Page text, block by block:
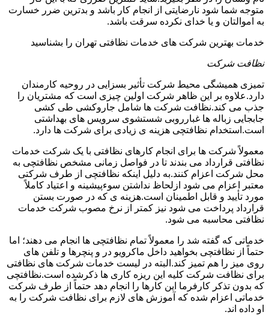
متوجه شما شود نارضایتی از انجام کار باشد و بدترین ضرر خسارت
به اموالتان و یا خدای نکرده سرقت باشد.
خدمات بهترین شرکت های خدمات نظافتی تهران را بشناسید
نظافت شرکت
تمیزی همیشگی محیط شرکت تأثیر بسزایی در روحیه کارمندان
دارد.علاوه بر این ظاهر شرکت اولین چیزی است که مشتریان را
جذب می کند.نظافت شرکت ها شامل جاروکشی طی کشی
جابجایی زباله ها غبارروبی شستشوی سرویس های بهداشتی
است.استخدام نظافتچی هزینه ی زیادی برای شرکت ها دارد.
معمولاً شرکت ها برای انجام کارهای نظافتی با یک شرکت خدمات
نظافتی قرارداد می بندند تا در فواصل زمانی مشخص نظافتچی به
محل شرکت اعزام کنند.به دلیل اینکه نظافتچی از طرف شرکتی
معتبر اعزام می شود ازلحاظ نداشتن سوءپیشینه و اعتیاد کاملاً
مورد تأیید و قابل اطمینان است.هزینه ی که در صورت بستن
قرارداد پرداخت می شود نیز کمتر از نرخ مصوب شرکت خدمات
نظافتی محاسبه می شود.
خدماتی که گفته شد را معمولاً تمام نظافتچی ها انجام می دهند؛ اما
حتماً از نظافتچی بخواهید داخل ماکرویو در و پنچرها و تلفن های
روی میز را هم تمیز کند.البته در لیست خدمات شرکت های نظافتی
برای نظافت شرکت کلیه این ریزه کاری ها ذکرشده است.نظافتچی
که بدون تذکر کارفرما این کارها را انجام دهد حتماً از طرف شرکت
خدماتی اعزام شده که آموزش های لازم برای نظافت شرکت را به
او داده اند.